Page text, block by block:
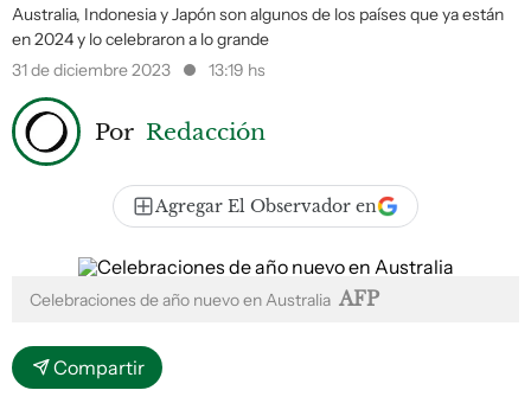
Australia, Indonesia y Japón son algunos de los países que ya están
en 2024 y lo celebraron a lo grande
31 de diciembre 2023
13:19 hs
Por Redacción
Agregar El Observador en
Celebraciones de año nuevo en Australia AFP
Compartir